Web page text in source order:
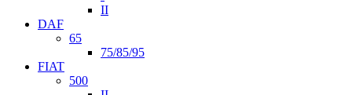
II
DAF
65
75/85/95
FIAT
500